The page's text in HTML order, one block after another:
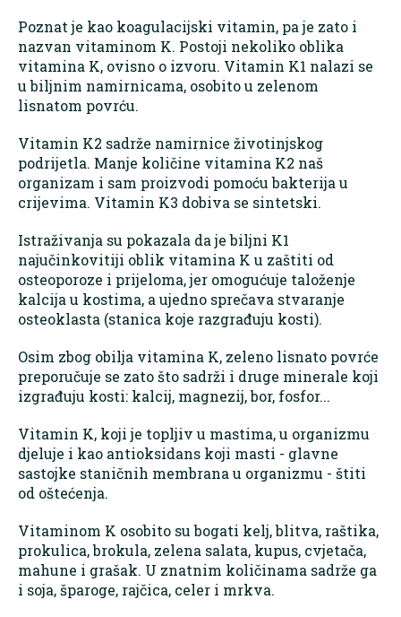
Poznat je kao koagulacijski vitamin, pa je zato i
nazvan vitaminom K. Postoji nekoliko oblika
vitamina K, ovisno o izvoru. Vitamin K1 nalazi se
u biljnim namirnicama, osobito u zelenom
lisnatom povrću.
Vitamin K2 sadrže namirnice životinjskog
podrijetla. Manje količine vitamina K2 naš
organizam i sam proizvodi pomoću bakterija u
crijevima. Vitamin K3 dobiva se sintetski.
Istraživanja su pokazala da je biljni K1
najučinkovitiji oblik vitamina K u zaštiti od
osteoporoze i prijeloma, jer omogućuje taloženje
kalcija u kostima, a ujedno sprečava stvaranje
osteoklasta (stanica koje razgrađuju kosti).
Osim zbog obilja vitamina K, zeleno lisnato povrće
preporučuje se zato što sadrži i druge minerale koji
izgrađuju kosti: kalcij, magnezij, bor, fosfor...
Vitamin K, koji je topljiv u mastima, u organizmu
djeluje i kao antioksidans koji masti - glavne
sastojke staničnih membrana u organizmu - štiti
od oštećenja.
Vitaminom K osobito su bogati kelj, blitva, raštika,
prokulica, brokula, zelena salata, kupus, cvjetača,
mahune i grašak. U znatnim količinama sadrže ga
i soja, šparoge, rajčica, celer i mrkva.